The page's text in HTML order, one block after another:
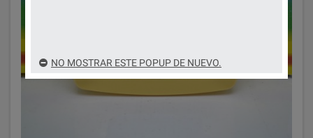
NO MOSTRAR ESTE POPUP DE NUEVO.